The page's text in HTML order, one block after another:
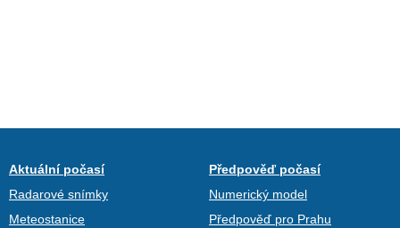
Aktuální počasí
Radarové snímky
Meteostanice
Předpověď počasí
Numerický model
Předpověď pro Prahu